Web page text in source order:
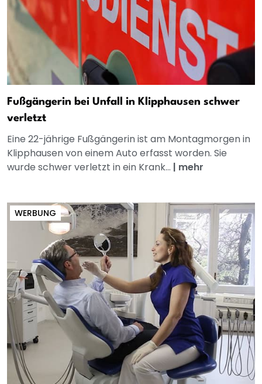
Fußgängerin bei Unfall in Klipphausen schwer
verletzt
Eine 22-jährige Fußgängerin ist am Montagmorgen in
Klipphausen von einem Auto erfasst worden. Sie
wurde schwer verletzt in ein Krank... | mehr
WERBUNG